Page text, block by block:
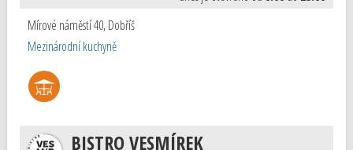
Mírové náměstí 40,Dobříš
Mezinárodní kuchyně
BISTRO VESMÍREK